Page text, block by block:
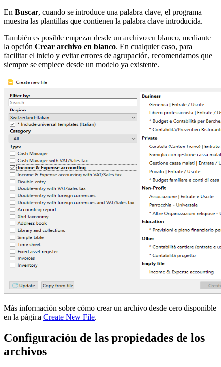
En Buscar, cuando se introduce una palabra clave, el programa
muestra las plantillas que contienen la palabra clave introducida.
También es posible empezar desde un archivo en blanco, mediante
la opción Crear archivo en blanco. En cualquier caso, para
facilitar el inicio y evitar errores de agrupación, recomendamos que
siempre se empiece desde un modelo ya existente.
Más información sobre cómo crear un archivo desde cero disponible
en la página Create New File.
Configuración de las propiedades de los
archivos